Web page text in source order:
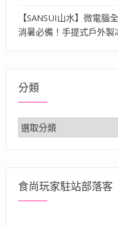
【SANSUI山水】微電
消暑必備！手提式戶外
分類
分
類
食尚玩家駐站部落客